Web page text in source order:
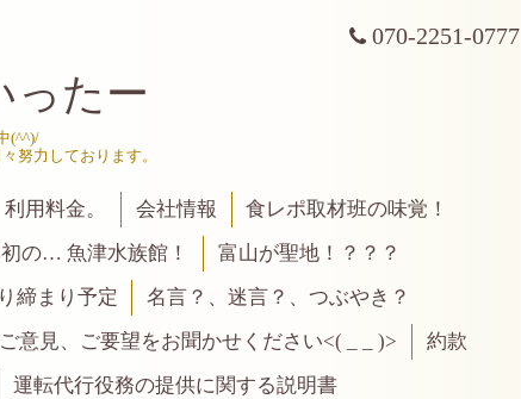
070-2251-0777
ったー
(^^)/
努力しております。
利用料金。 会社情報
食レポ取材班の味覚！
初の… 魚津水族館！
富山が聖地！？？？
締まり予定
名言？、迷言？、つぶやき？
ご意見、ご要望をお聞かせください<( _ _ )>
約款
運転代行役務の提供に関する説明書